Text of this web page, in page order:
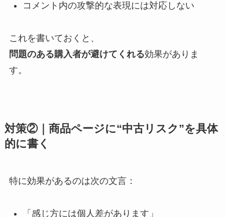
コメント内の攻撃的な表現には対応しない
これを書いておくと、
問題のある購入者が避けてくれる効果がありま
す。
対策②｜商品ページに“中古リスク”を具体
的に書く
特に効果があるのは次の文言：
「感じ方には個人差があります」